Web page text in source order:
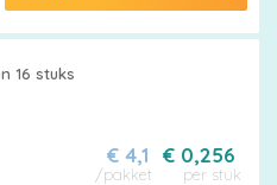
16 stuks
€ 0,256
per stuk
€ 4,1
/pakket